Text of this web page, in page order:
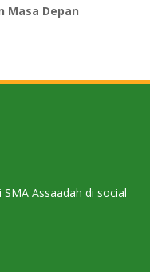
Masa Depan
Assaadah di social